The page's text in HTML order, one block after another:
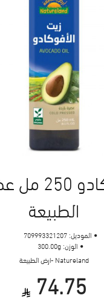
زيت
الطبيعة
74.75
الموديل: 709993321207
الوزن: 300.00g
Natureland -ارض الطبيعة